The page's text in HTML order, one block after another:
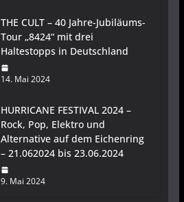
THE CULT – 40 Jahre-Jubiläums-
Tour „8424“ mit drei
Haltestopps in Deutschland
14. Mai 2024
HURRICANE FESTIVAL 2024 –
Rock, Pop, Elektro und
Alternative auf dem Eichenring
– 21.062024 bis 23.06.2024
9. Mai 2024